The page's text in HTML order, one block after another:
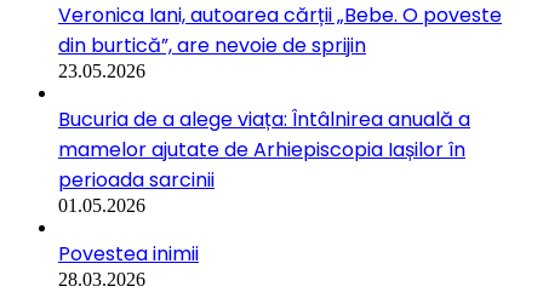
Veronica Iani, autoarea cărții „Bebe. O poveste
din burtică”, are nevoie de sprijin
23.05.2026
Bucuria de a alege viața: Întâlnirea anuală a
mamelor ajutate de Arhiepiscopia Iașilor în
perioada sarcinii
01.05.2026
Povestea inimii
28.03.2026